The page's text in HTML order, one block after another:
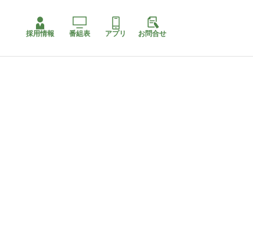
採用情報 番組表 アプリ お問合せ